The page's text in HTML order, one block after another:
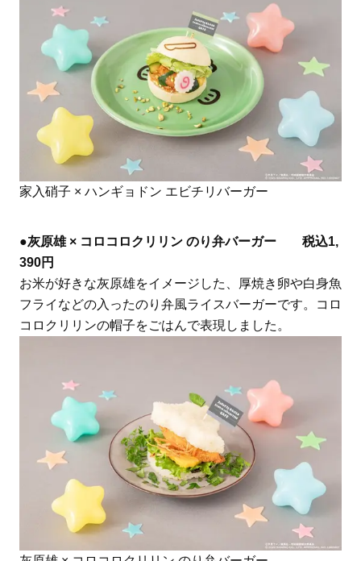
家入硝子 × ハンギョドン エビチリバーガー
●灰原雄 × コロコロクリリン のり弁バーガー 税込1,
390円
お米が好きな灰原雄をイメージした、厚焼き卵や白身魚
フライなどの入ったのり弁風ライスバーガーです。コロ
コロクリリンの帽子をごはんで表現しました。